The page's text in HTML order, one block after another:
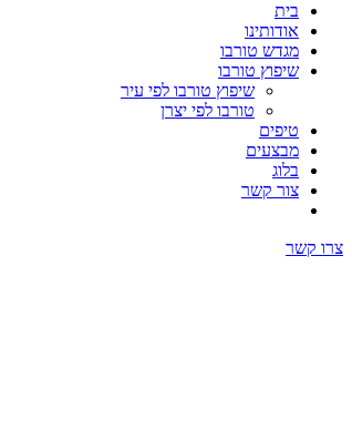
בית
אודותינו
מגדש טורבו
שיפוץ טורבו
שיפוץ טורבו לפי עיר
טורבו לפי יצרן
טיפים
מבצעים
בלוג
צור קשר
צרו קשר